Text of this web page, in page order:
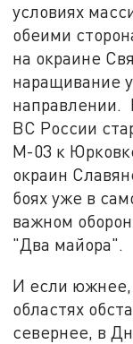
условиях
обеими
на окраине
наращивание
направлении.
ВС России
М-03 к
окраин
боях уже в
важном
"Два майора".
И если южнее,
областях
севернее, в